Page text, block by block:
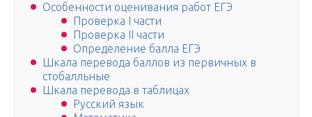
Особенности оценивания работ ЕГЭ
Проверка І части
Проверка ІІ части
Определение балла ЕГЭ
Шкала перевода баллов из первичных в
стобалльные
Шкала перевода в таблицах
Русский язык